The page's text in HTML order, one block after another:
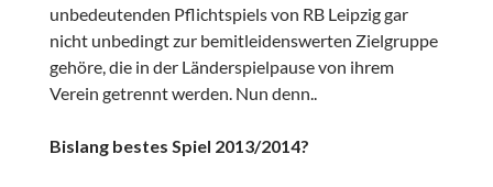
unbedeutenden Pflichtspiels von RB Leipzig gar
nicht unbedingt zur bemitleidenswerten Zielgruppe
gehöre, die in der Länderspielpause von ihrem
Verein getrennt werden. Nun denn..
Bislang bestes Spiel 2013/2014?